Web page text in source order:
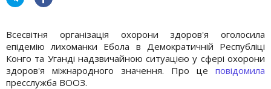
Всесвітня організація охорони здоров'я оголосила
епідемію лихоманки Ебола в Демократичній Республіці
Конго та Уганді надзвичайною ситуацією у сфері охорони
здоров'я міжнародного значення. Про це повідомила
пресслужба ВООЗ.